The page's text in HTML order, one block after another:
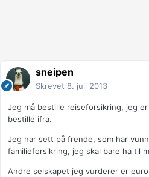
sneipen
Skrevet 8. juli 2013
Jeg må bestille reiseforsikring, jeg
bestille ifra.
Jeg har sett på frende, som har
familieforsikring, jeg skal bare ha til
Andre selskapet jeg vurderer er